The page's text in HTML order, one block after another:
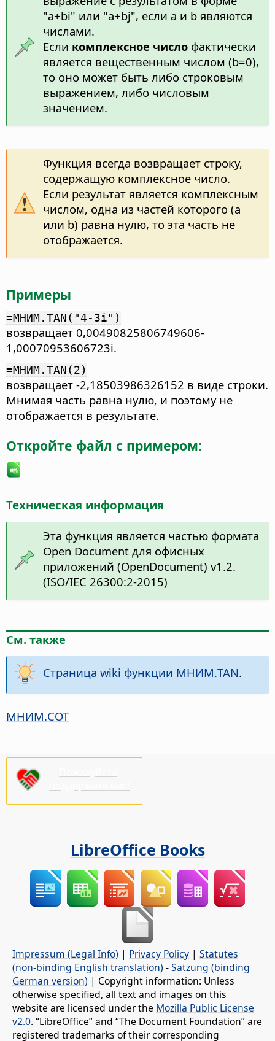
"a+bi" или "a+bj", если a и b являются
числами.
Если комплексное числофактически
является вещественным числом (b=0),
то оно может быть либо строковым
выражением, либо числовым
значением.
Функция всегда возвращает строку,
содержащую комплексное число.
Если результат является комплексным
числом, одна из частей которого (a
или b) равна нулю, то эта часть не
отображается.
Примеры
=МНИМ.TAN("4-3i")
возвращает 0,00490825806749606-
1,00070953606723i.
=МНИМ.TAN(2)
возвращает -2,18503986326152 в виде строки.
Мнимая часть равна нулю, и поэтому не
отображается в результате.
Откройте файл с примером:
Техническая информация
Эта функция является частью формата
Open Document для офисных
приложений (OpenDocument) v1.2.
(ISO/IEC 26300:2-2015)
См. также
Страница wiki функции МНИМ.TAN.
МНИМ.COT
LibreOffice Books
Impressum (Legal Info) | Privacy Policy | Statutes
(non-binding English translation) -Satzung (binding
German version) | Copyright information: Unless
otherwise specified, all text and images on this
website are licensed under the Mozilla Public License
v2.0. “LibreOffice” and “The Document Foundation” are
registered trademarks of their corresponding